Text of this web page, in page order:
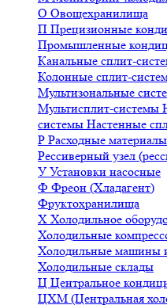
О Овощехранилища
П Прецизионные
Промышленные
Канальные сплит-
Колонные сплит-
Мультизональные
Мультисплит-системы
системы Настенные
Р Расходные
Рессиверный узел
У Установки насосные
Ф Фреон (Хладагент)
Фруктохранилища
Х Холодильное
Холодильные
Холодильные машины
Холодильные склады
Ц Центральное
ЦХМ (Центральная